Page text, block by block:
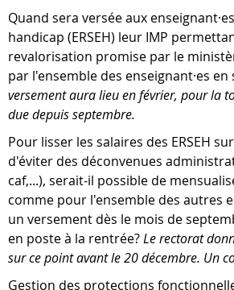
Quand sera versée aux
handicap (ERSEH) leur IMP
revalorisation promise par le
par l'ensemble des enseignant·es
versement aura lieu en février, pour la
due depuis septembre.
Pour lisser les salaires des ERSEH
d'éviter des déconvenues
caf,...), serait-il possible de
comme pour l'ensemble des autres
un versement dès le mois de
en poste à la rentrée?Le rectorat
sur ce point avant le 20 décembre. Un
Gestion des protections